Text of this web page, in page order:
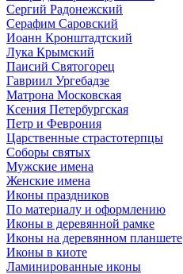
Сергий Радонежский
Серафим Саровский
Иоанн Кронштадтский
Лука Крымский
Паисий Святогорец
Гавриил Ургебадзе
Матрона Московская
Ксения Петербургская
Петр и Феврония
Царственные страстотерпцы
Соборы святых
Мужские имена
Женские имена
Иконы праздников
По материалу и оформлению
Иконы в деревянной рамке
Иконы на деревянном планшете
Иконы в киоте
Ламинированные иконы